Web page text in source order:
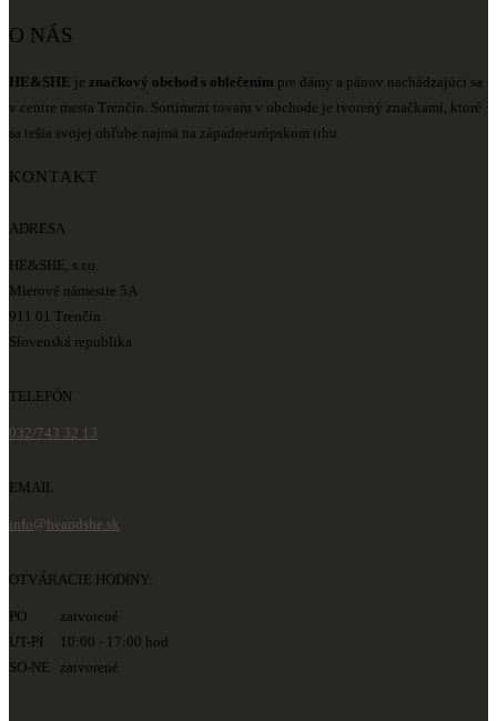
O NÁS
HE&SHE je značkový obchod s oblečením pre dámy a pánov nachádzajúci sa
v centre mesta Trenčín. Sortiment tovaru v obchode je tvorený značkami, ktoré
sa tešia svojej obľube najmä na západoeurópskom trhu.
KONTAKT
ADRESA
HE&SHE, s.r.o.
Mierové námestie 5A
911 01 Trenčín
Slovenská republika
TELEFÓN
032/743 32 13
EMAIL
info@heandshe.sk
OTVÁRACIE HODINY:
PO zatvorené
UT-PI 10:00 - 17:00 hod
SO-NE zatvorené